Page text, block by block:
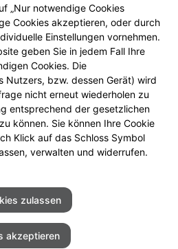
„Nur notwendige Cookies
Cookies akzeptieren, oder durch
Einstellungen vornehmen.
geben Sie in jedem Fall Ihre
Cookies. Die
Nutzers, bzw. dessen Gerät) wird
nicht erneut wiederholen zu
entsprechend der gesetzlichen
können. Sie können Ihre Cookie
Klick auf das Schloss Symbol
verwalten und widerrufen.
zulassen
akzeptieren